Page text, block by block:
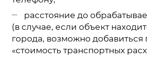
расстояние до
(в случае, если объект
города, возможно добавиться
«стоимость транспортных